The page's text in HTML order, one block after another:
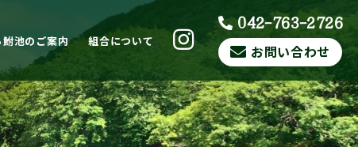
鮒池のご案内 組合について
042-763-2726
お問い合わせ